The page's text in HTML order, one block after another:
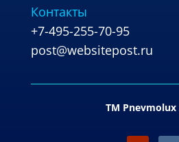
Контакты
+7-495-255-70-95
post@websitepost.ru
TM Pnevmolux